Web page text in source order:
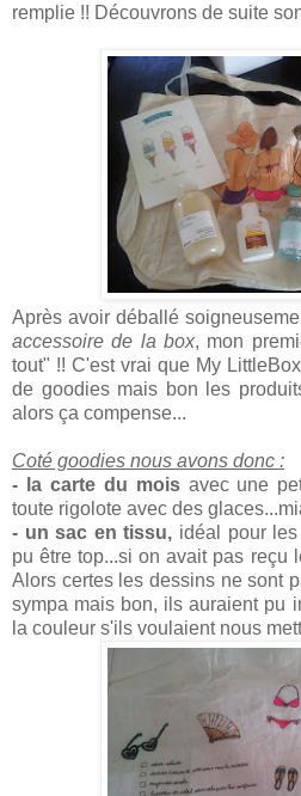
remplie !! Découvrons de suite
Après avoir déballé
accessoire de la box, mon
tout" !! C'est vrai que My
de goodies mais bon les
alors ça compense...
Coté goodies nous avons donc :
- la carte du mois avec une
toute rigolote avec des
- un sac en tissu, idéal pour
pu être top...si on avait pas reçu
Alors certes les dessins ne sont
sympa mais bon, ils auraient pu
la couleur s'ils voulaient nous